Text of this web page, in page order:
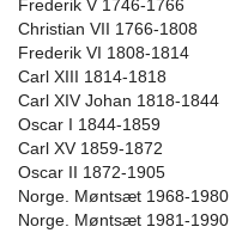
Frederik V 1746-1766
Christian VII 1766-1808
Frederik VI 1808-1814
Carl XIII 1814-1818
Carl XIV Johan 1818-1844
Oscar I 1844-1859
Carl XV 1859-1872
Oscar II 1872-1905
Norge. Møntsæt 1968-1980
Norge. Møntsæt 1981-1990